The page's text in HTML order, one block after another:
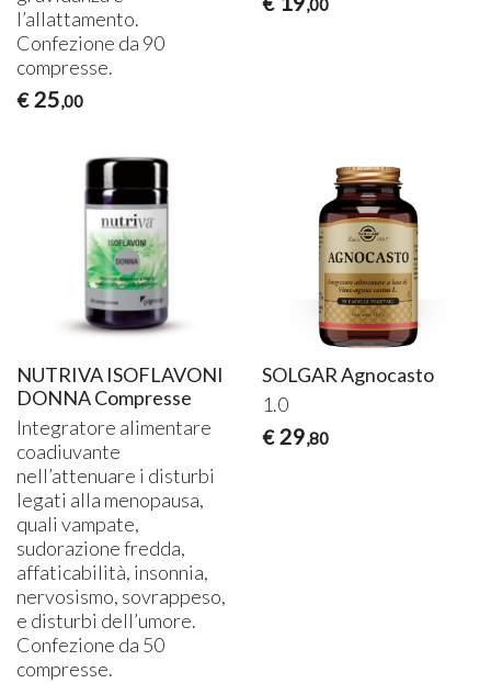
l’allattamento.
Confezione da 90
compresse.
€ 25,00
,00
NUTRIVA ISOFLAVONI
DONNA Compresse
Integratore alimentare
coadiuvante
nell’attenuare i disturbi
legati alla menopausa,
quali vampate,
sudorazione fredda,
affaticabilità, insonnia,
nervosismo, sovrappeso,
e disturbi dell’umore.
Confezione da 50
compresse.
SOLGAR Agnocasto
1.0
€ 29,80